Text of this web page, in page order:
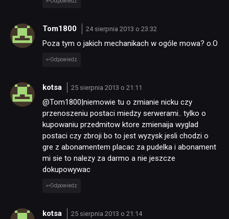
Tom1800 24 sierpnia 2013 o 23:32
Poza tym o jakich mechanikach w ogóle mowa? o.O
Odpowiedz
kotsa 25 sierpnia 2013 o 21:11
@Tom1800|niemowie tu o zmianie nicku czy
przenoszeniu postaci miedzy serwerami.. tylko o
kupowaniu przedmitow ktore zmienaija wyglad
postaci czy zbroji bo to jest wyzysk jesli chodzi o
gre z abonamentem placac za pudelka i abonament
mi sie to nalezy za darmo a nie jeszcze
dokupowywac
Odpowiedz
kotsa 25 sierpnia 2013 o 21:14